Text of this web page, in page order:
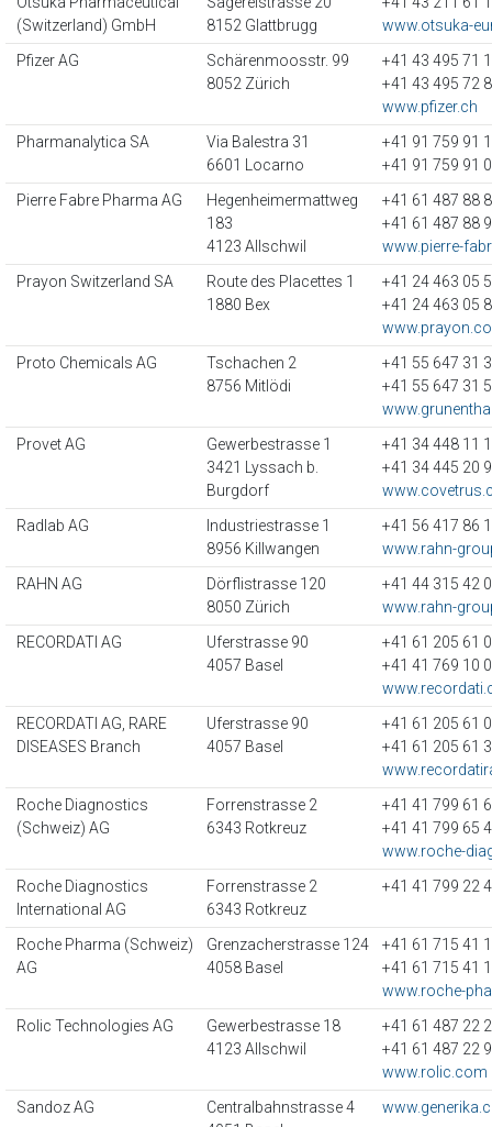
(Switzerland) GmbH
8152 Glattbrugg
www.otsuka-
Pfizer AG
Schärenmoosstr. 99
8052 Zürich
+41 43 495 71
+41 43 495 72
www.pfizer.ch
Pharmanalytica SA
Via Balestra 31
6601 Locarno
+41 91 759 91
+41 91 759 91
Pierre Fabre Pharma AG
Hegenheimermattweg
183
4123 Allschwil
+41 61 487 88
+41 61 487 88
www.pierre-
Prayon Switzerland SA
Route des Placettes 1
1880 Bex
+41 24 463 05
+41 24 463 05
Proto Chemicals AG
Tschachen 2
8756 Mitlödi
+41 55 647 31
+41 55 647 31
Provet AG
Gewerbestrasse 1
3421 Lyssach b.
Burgdorf
+41 34 448 11
+41 34 445 20
Radlab AG
Industriestrasse 1
8956 Killwangen
+41 56 417 86
www.rahn-
RAHN AG
Dörflistrasse 120
8050 Zürich
+41 44 315 42
www.rahn-
RECORDATI AG
Uferstrasse 90
4057 Basel
+41 61 205 61
+41 41 769 10
RECORDATI AG, RARE
DISEASES Branch
Uferstrasse 90
4057 Basel
+41 61 205 61
+41 61 205 61
Roche Diagnostics
(Schweiz) AG
Forrenstrasse 2
6343 Rotkreuz
+41 41 799 61
+41 41 799 65
www.roche-
Roche Diagnostics
International AG
Forrenstrasse 2
6343 Rotkreuz
+41 41 799 22
Roche Pharma (Schweiz)
AG
Grenzacherstrasse 124
4058 Basel
+41 61 715 41
+41 61 715 41
www.roche-
Rolic Technologies AG
Gewerbestrasse 18
4123 Allschwil
+41 61 487 22
+41 61 487 22
www.rolic.com
Sandoz AG
Centralbahnstrasse 4